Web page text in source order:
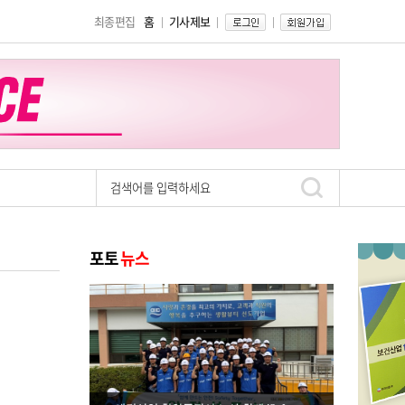
홈 기사제보
최종편집